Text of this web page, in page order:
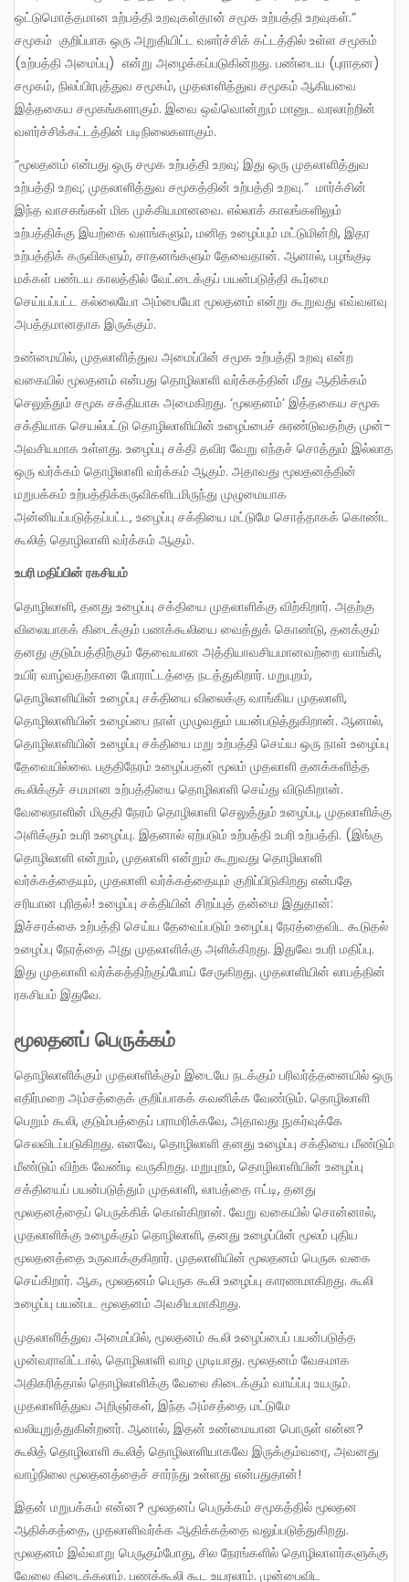
ஒட்டுமொத்தமான உற்பத்தி உறவுகள்தான் சமூக உற்பத்தி உறவுகள்.”
சமூகம் குறிப்பாக ஒரு அறுதியிட்ட வளர்ச்சிக் கட்டத்தில் உள்ள சமூகம்
(உற்பத்தி அமைப்பு) என்று அழைக்கப்படுகின்றது. பண்டைய (புராதன)
சமூகம், நிலப்பிரபுத்துவ சமூகம், முதலாளித்துவ சமூகம் ஆகியவை
இத்தகைய சமூகங்களாகும். இவை ஒவ்வொன்றும் மானுட வரலாற்றின்
வளர்ச்சிக்கட்டத்தின் படிநிலைகளாகும்.
“மூலதனம் என்பது ஒரு சமூக உற்பத்தி உறவு; இது ஒரு முதலாளித்துவ
உற்பத்தி உறவு; முதலாளித்துவ சமூகத்தின் உற்பத்தி உறவு.” மார்க்சின்
இந்த வாசகங்கள் மிக முக்கியமானவை. எல்லாக் காலங்களிலும்
உற்பத்திக்கு இயற்கை வளங்களும், மனித உழைப்பும் மட்டுமின்றி, இதர
உற்பத்திக் கருவிகளும், சாதனங்களும் தேவைதான். ஆனால், பழங்குடி
மக்கள் பண்டய காலத்தில் வேட்டைக்குப் பயன்படுத்தி கூர்மை
செய்யப்பட்ட கல்லையோ அம்பையோ மூலதனம் என்று கூறுவது எவ்வளவு
அபத்தமானதாக இருக்கும்.
உண்மையில், முதலாளித்துவ அமைப்பின் சமூக உற்பத்தி உறவு என்ற
வகையில் மூலதனம் என்பது தொழிலாளி வர்க்கத்தின் மீது ஆதிக்கம்
செலுத்தும் சமூக சக்தியாக அமைகிறது. ‘மூலதனம்’ இத்தகைய சமூக
சக்தியாக செயல்பட்டு தொழிலாளியின் உழைப்பைச் சுரண்டுவதற்கு முன்-
அவசியமாக உள்ளது. உழைப்பு சக்தி தவிர வேறு எந்தச் சொத்தும் இல்லாத
ஒரு வர்க்கம் தொழிலாளி வர்க்கம் ஆகும். அதாவது மூலதனத்தின்
மறுபக்கம் உற்பத்திக்கருவிகளிடமிருந்து முழுமையாக
அன்னியப்படுத்தப்பட்ட, உழைப்பு சக்தியை மட்டுமே சொத்தாகக் கொண்ட
கூலித் தொழிலாளி வர்க்கம் ஆகும்.
உபரி மதிப்பின் ரகசியம்
தொழிலாளி, தனது உழைப்பு சக்தியை முதலாளிக்கு விற்கிறார். அதற்கு
விலையாகக் கிடைக்கும் பணக்கூலியை வைத்துக் கொண்டு, தனக்கும்
தனது குடும்பத்திற்கும் தேவையான அத்தியாவசியமானவற்றை வாங்கி,
உயிர் வாழ்வதற்கான போராட்டத்தை நடத்துகிறார். மறுபுறம்,
தொழிலாளியின் உழைப்பு சக்தியை விலைக்கு வாங்கிய முதலாளி,
தொழிலாளியின் உழைப்பை நாள் முழுவதும் பயன்படுத்துகிறான். ஆனால்,
தொழிலாளியின் உழைப்பு சக்தியை மறு உற்பத்தி செய்ய ஒரு நாள் உழைப்பு
தேவையில்லை. பகுதிநேரம் உழைப்பதன் மூலம் முதலாளி தனக்களித்த
கூலிக்குச் சமமான உற்பத்தியை தொழிலாளி செய்து விடுகிறான்.
வேலைநாளின் மிகுதி நேரம் தொழிலாளி செலுத்தும் உழைப்பு, முதலாளிக்கு
அளிக்கும் உபரி உழைப்பு. இதனால் ஏற்படும் உற்பத்தி உபரி உற்பத்தி. (இங்கு
தொழிலாளி என்றும், முதலாளி என்றும் கூறுவது தொழிலாளி
வர்க்கத்தையும், முதலாளி வர்க்கத்தையும் குறிப்பிடுகிறது என்பதே
சரியான புரிதல்! உழைப்பு சக்தியின் சிறப்புத் தன்மை இதுதான்:
இச்சரக்கை உற்பத்தி செய்ய தேவைப்படும் உழைப்பு நேரத்தைவிட கூடுதல்
உழைப்பு நேரத்தை அது முதலாளிக்கு அளிக்கிறது. இதுவே உபரி மதிப்பு.
இது முதலாளி வர்க்கத்திற்குப்போய் சேருகிறது. முதலாளியின் லாபத்தின்
ரகசியம் இதுவே.
மூலதனப் பெருக்கம்
தொழிலாளிக்கும் முதலாளிக்கும் இடையே நடக்கும் பரிவர்த்தனையில் ஒரு
எதிர்மறை அம்சத்தைக் குறிப்பாகக் கவனிக்க வேண்டும். தொழிலாளி
பெறும் கூலி, குடும்பத்தைப் பராமரிக்கவே, அதாவது நுகர்வுக்கே
செலவிடப்படுகிறது. எனவே, தொழிலாளி தனது உழைப்பு சக்தியை மீண்டும்
மீண்டும் விற்க வேண்டி வருகிறது. மறுபுறம், தொழிலாளியின் உழைப்பு
சக்தியைப் பயன்படுத்தும் முதலாளி, லாபத்தை ஈட்டி, தனது
மூலதனத்தைப் பெருக்கிக் கொள்கிறான். வேறு வகையில் சொன்னால்,
முதலாளிக்கு உழைக்கும் தொழிலாளி, தனது உழைப்பின் மூலம் புதிய
மூலதனத்தை உருவாக்குகிறார். முதலாளியின் மூலதனம் பெருக வகை
செய்கிறார். ஆக, மூலதனம் பெருக கூலி உழைப்பு காரணமாகிறது. கூலி
உழைப்பு பயன்பட மூலதனம் அவசியமாகிறது.
முதலாளித்துவ அமைப்பில், மூலதனம் கூலி உழைப்பைப் பயன்படுத்த
முன்வராவிட்டால், தொழிலாளி வாழ முடியாது. மூலதனம் வேகமாக
அதிகரித்தால் தொழிலாளிக்கு வேலை கிடைக்கும் வாய்ப்பு உயரும்.
முதலாளித்துவ அறிஞர்கள், இந்த அம்சத்தை மட்டுமே
வலியுறுத்துகின்றனர். ஆனால், இதன் உண்மையான பொருள் என்ன?
கூலித் தொழிலாளி கூலித் தொழிலாளியாகவே இருக்கும்வரை, அவனது
வாழ்நிலை மூலதனத்தைச் சார்ந்து உள்ளது என்பதுதான்!
இதன் மறுபக்கம் என்ன? மூலதனப் பெருக்கம் சமூகத்தில் மூலதன
ஆதிக்கத்தை, முதலாளிவர்க்க ஆதிக்கத்தை வலுப்படுத்துகிறது.
மூலதனம் இவ்வாறு பெருகும்போது, சில நேரங்களில் தொழிலாளர்களுக்கு
வேலை கிடைக்கலாம். பணக்கூலி கூட உயரலாம். முன்பைவிட